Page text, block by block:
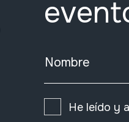
Nombre
He leído y